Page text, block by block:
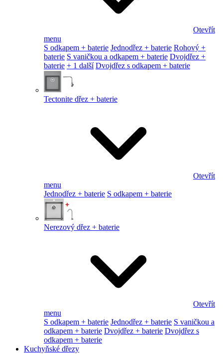
Otevřít
menu
S odkapem + baterie Jednodřez + baterie Rohový +
baterie S vaničkou a odkapem + baterie Dvojdřez +
baterie + 1 další Dvojdřez s odkapem + baterie
Tectonite dřez + baterie
Otevřít
menu
Jednodřez + baterie S odkapem + baterie
Nerezový dřez + baterie
Otevřít
menu
S odkapem + baterie Jednodřez + baterie S vaničkou a
odkapem + baterie Dvojdřez + baterie Dvojdřez s
odkapem + baterie
Kuchyňské dřezy